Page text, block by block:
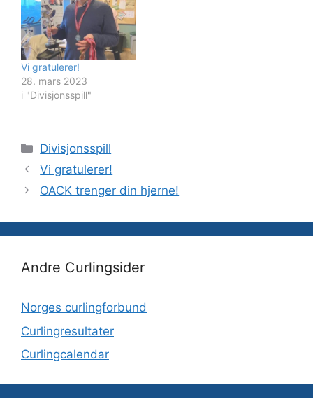
Vi gratulerer!
28. mars 2023
i "Divisjonsspill"
Kategorier
Divisjonsspill
Vi gratulerer!
OACK trenger din hjerne!
Andre Curlingsider
Norges curlingforbund
Curlingresultater
Curlingcalendar